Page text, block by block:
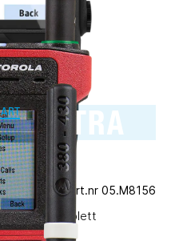
TETRA
Vårt art.nr 05.M8156
med komplett